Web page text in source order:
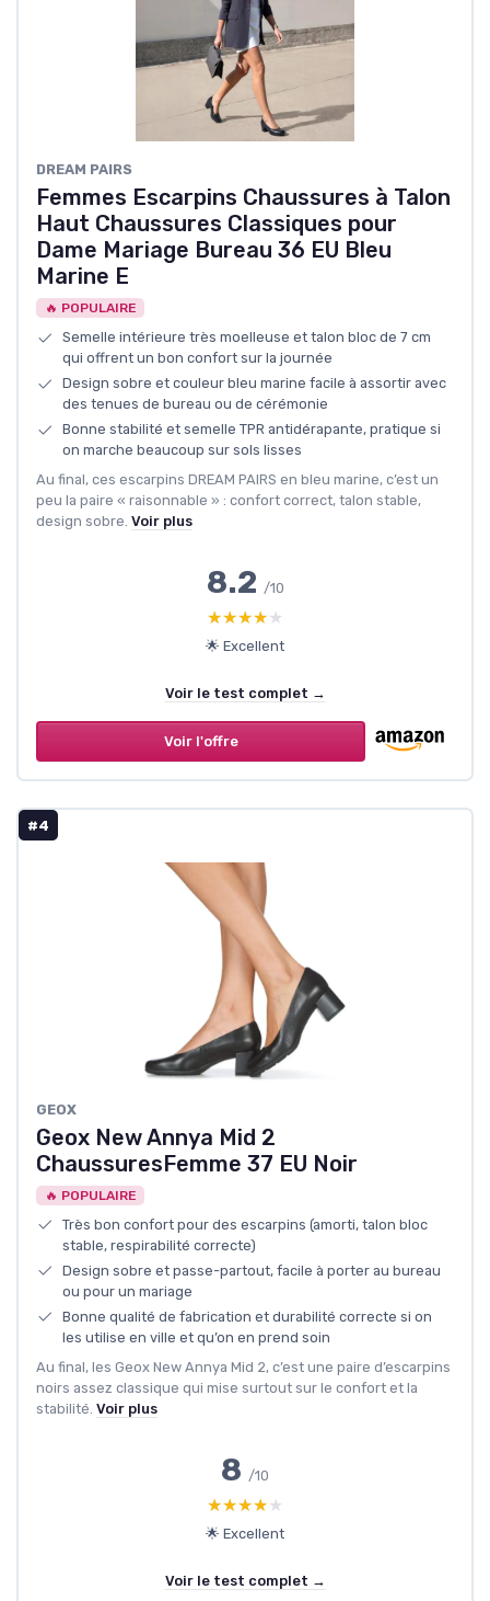
DREAM PAIRS
Femmes Escarpins Chaussures à Talon
Haut Chaussures Classiques pour
Dame Mariage Bureau 36 EU Bleu
Marine E
🔥 POPULAIRE
Semelle intérieure très moelleuse et talon bloc de 7 cm
qui offrent un bon confort sur la journée
Design sobre et couleur bleu marine facile à assortir avec
des tenues de bureau ou de cérémonie
Bonne stabilité et semelle TPR antidérapante, pratique si
on marche beaucoup sur sols lisses
Au final, ces escarpins DREAM PAIRS en bleu marine, c’est un
peu la paire « raisonnable » : confort correct, talon stable,
design sobre. Voir plus
8.2 /10
★★★★★
★★★★★
🌟 Excellent
Voir le test complet →
Voir l'offre
#4
GEOX
Geox New Annya Mid 2
ChaussuresFemme 37 EU Noir
🔥 POPULAIRE
Très bon confort pour des escarpins (amorti, talon bloc
stable, respirabilité correcte)
Design sobre et passe-partout, facile à porter au bureau
ou pour un mariage
Bonne qualité de fabrication et durabilité correcte si on
les utilise en ville et qu’on en prend soin
Au final, les Geox New Annya Mid 2, c’est une paire d’escarpins
noirs assez classique qui mise surtout sur le confort et la
stabilité. Voir plus
8 /10
★★★★★
★★★★★
🌟 Excellent
Voir le test complet →